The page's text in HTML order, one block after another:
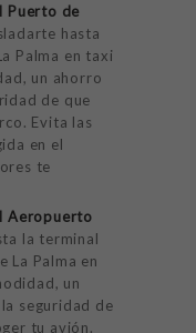
Puerto de
hasta
Palma en taxi
un ahorro
de que
Evita las
en el
te
Aeropuerto
la terminal
La Palma en
un
seguridad de
tu avión.